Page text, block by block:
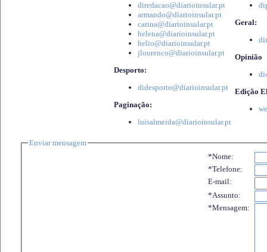
diredacao@diarioinsular.pt
armando@diarioinsular.pt
carina@diarioinsular.pt
helena@diarioinsular.pt
helio@diarioinsular.pt
jlourenco@diarioinsular.pt
Desporto:
didesporto@diarioinsular.pt
Paginação:
luisalmeida@diarioinsular.pt
Geral:
Opinião
Edição
Enviar mensagem
*Nome:
*Telefone:
E-mail:
*Assunto:
*Mensagem: